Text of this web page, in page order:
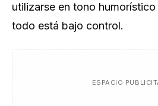
utilizarse en tono
todo está bajo control.
ESPACIO